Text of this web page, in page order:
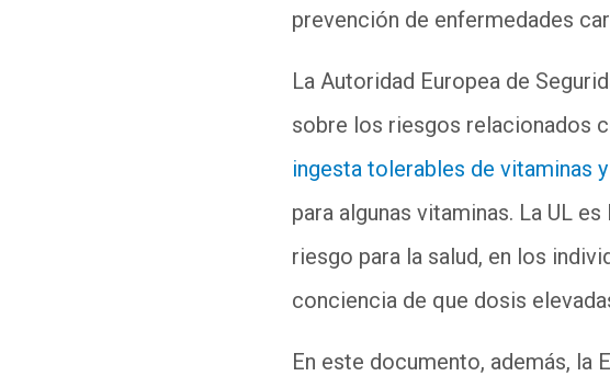
prevención de enfermedades
La Autoridad Europea de
sobre los riesgos relacionados
ingesta tolerables de vitaminas
para algunas vitaminas. La UL
riesgo para la salud, en los
conciencia de que dosis
En este documento, además, la